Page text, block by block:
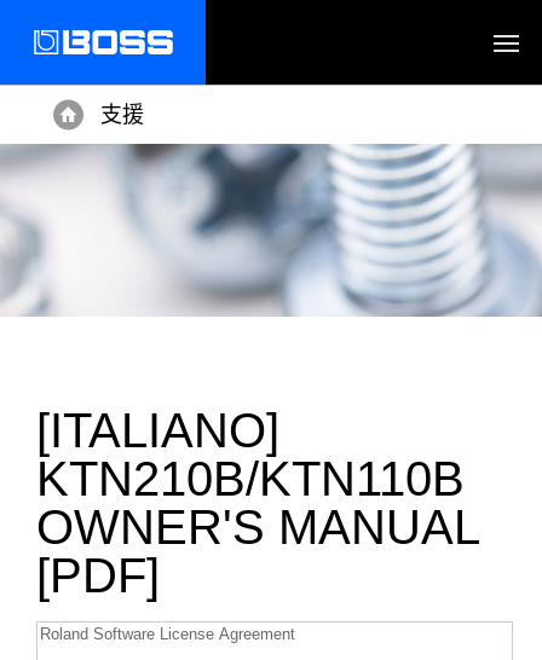
Home
支援
[ITALIANO]
KTN210B/KTN110B
OWNER'S MANUAL
[PDF]